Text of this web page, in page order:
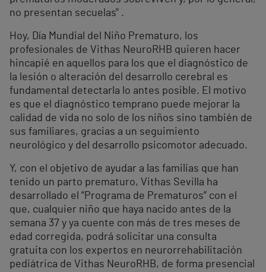
no presentan secuelas" .
Hoy, Día Mundial del Niño Prematuro, los
profesionales de Vithas NeuroRHB quieren hacer
hincapié en aquellos para los que el diagnóstico de
la lesión o alteración del desarrollo cerebral es
fundamental detectarla lo antes posible. El motivo
es que el diagnóstico temprano puede mejorar la
calidad de vida no solo de los niños sino también de
sus familiares, gracias a un seguimiento
neurológico y del desarrollo psicomotor adecuado.
Y, con el objetivo de ayudar a las familias que han
tenido un parto prematuro, Vithas Sevilla ha
desarrollado el “Programa de Prematuros” con el
que, cualquier niño que haya nacido antes de la
semana 37 y ya cuente con más de tres meses de
edad corregida, podrá solicitar una consulta
gratuita con los expertos en neurorrehabilitación
pediátrica de Vithas NeuroRHB, de forma presencial